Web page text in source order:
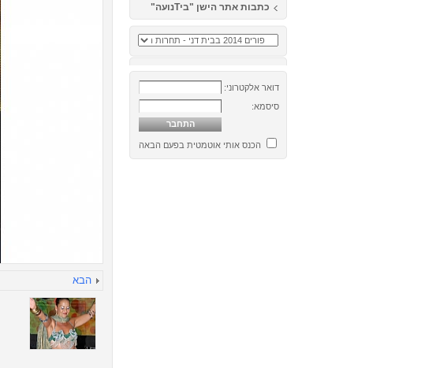
כתבות אתר הישן "ביTנועה"
דואר אלקטרוני:
סיסמא:
הכנס אותי אוטמטית בפעם הבאה
הבא